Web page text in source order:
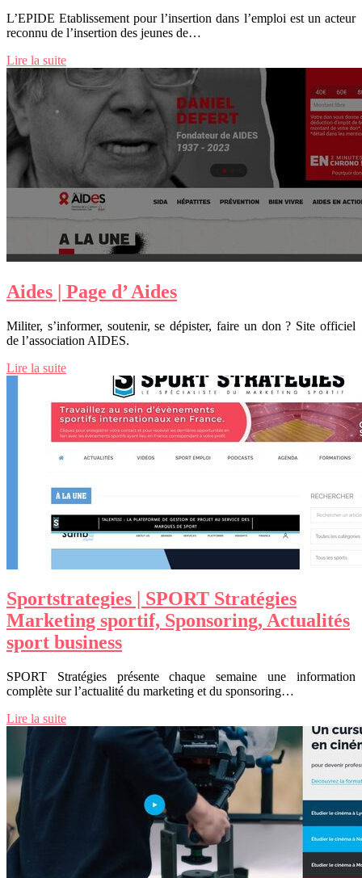
L’EPIDE Etablissement pour l’insertion dans l’emploi est un acteur
reconnu de l’insertion des jeunes de…
Lire la suite
Aides | Page d’ Aides
Militer, s’informer, soutenir, se dépister, faire un don ? Site officiel
de l’association AIDES.
Lire la suite
Sportstrate­gies | SPORT Stratégies
Marketing sportif, Sponsoring, Actualités
sport business
SPORT Stratégies présente chaque semaine une information
complète sur l’actualité du marketing et du sponsoring…
Lire la suite